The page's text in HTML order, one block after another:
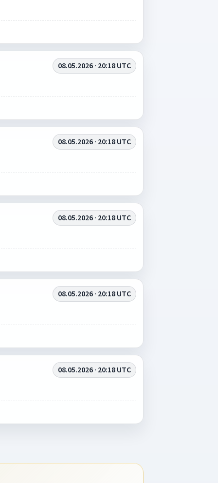
08.05.2026 · 20:18 UTC
08.05.2026 · 20:18 UTC
08.05.2026 · 20:18 UTC
08.05.2026 · 20:18 UTC
08.05.2026 · 20:18 UTC